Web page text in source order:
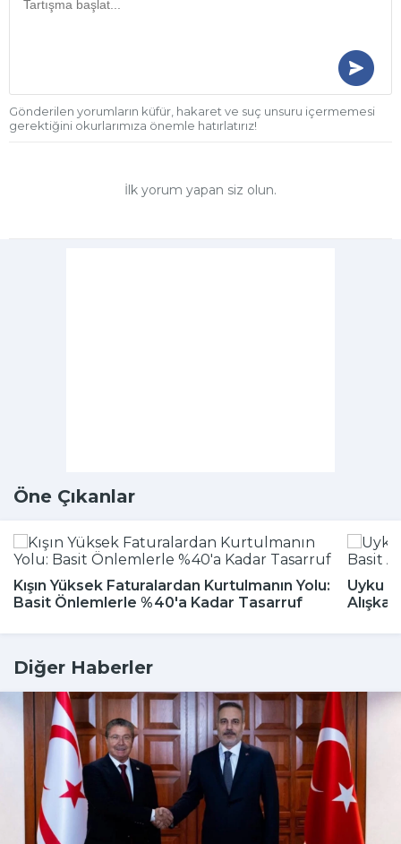
Gönderilen yorumların küfür, hakaret ve suç unsuru içermemesi
gerektiğini okurlarımıza önemle hatırlatırız!
İlk yorum yapan siz olun.
Öne Çıkanlar
Kışın Yüksek Faturalardan Kurtulmanın Yolu:
Basit Önlemlerle %40'a Kadar Tasarruf
Uyku
Diğer Haberler